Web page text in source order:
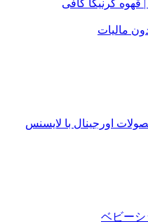
قهوه گرنیکا کافی
مالیات
اورجینال با لایسنس
ベビー